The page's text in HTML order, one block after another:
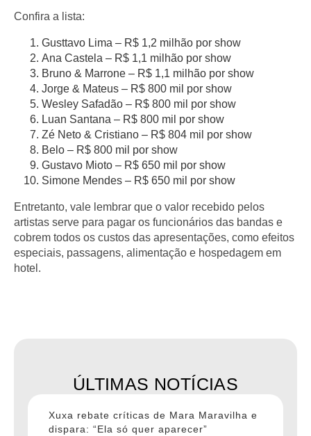
Confira a lista:
Gusttavo Lima – R$ 1,2 milhão por show
Ana Castela – R$ 1,1 milhão por show
Bruno & Marrone – R$ 1,1 milhão por show
Jorge & Mateus – R$ 800 mil por show
Wesley Safadão – R$ 800 mil por show
Luan Santana – R$ 800 mil por show
Zé Neto & Cristiano – R$ 804 mil por show
Belo – R$ 800 mil por show
Gustavo Mioto – R$ 650 mil por show
Simone Mendes – R$ 650 mil por show
Entretanto, vale lembrar que o valor recebido pelos
artistas serve para pagar os funcionários das bandas e
cobrem todos os custos das apresentações, como efeitos
especiais, passagens, alimentação e hospedagem em
hotel.
ÚLTIMAS NOTÍCIAS
Xuxa rebate críticas de Mara Maravilha e
dispara: “Ela só quer aparecer”